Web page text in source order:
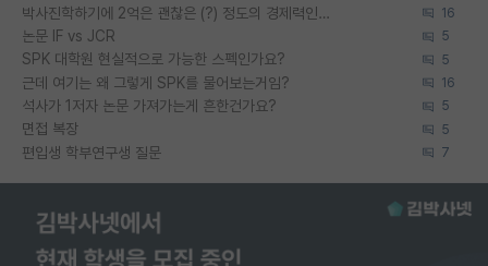
박사진학하기에 2억은 괜찮은 (?) 정도의 경제력인가요 16
논문 IF vs JCR 5
SPK 대학원 현실적으로 가능한 스펙인가요? 5
근데 여기는 왜 그렇게 SPK를 물어보는거임? 16
석사가 1저자 논문 가져가는게 흔한건가요? 5
면접 복장 5
편입생 학부연구생 질문 7